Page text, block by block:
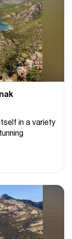
in a variety